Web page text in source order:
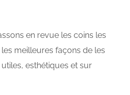
en revue les coins les
meilleures façons de les
esthétiques et sur